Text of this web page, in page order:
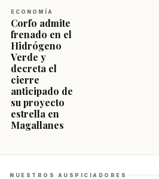
ECONOMÍA
Corfo admite
frenado en el
Hidrógeno
Verde y
decreta el
cierre
anticipado de
su proyecto
estrella en
Magallanes
NUESTROS AUSPICIADORES